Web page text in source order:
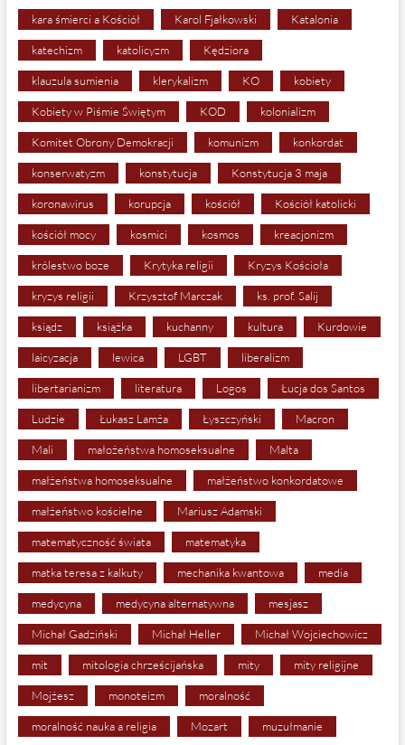
kara śmierci a Kościół Karol Fjałkowski Katalonia
katechizm katolicyzm Kędziora
klauzula sumienia klerykalizm KO kobiety
Kobiety w Piśmie Świętym KOD kolonializm
Komitet Obrony Demokracji komunizm konkordat
konserwatyzm konstytucja Konstytucja 3 maja
koronawirus korupcja kościół Kościół katolicki
kościół mocy kosmici kosmos kreacjonizm
królestwo boze Krytyka religii Kryzys Kościoła
kryzys religii Krzysztof Marczak ks. prof. Salij
ksiądz książka kuchanny kultura Kurdowie
laicyzacja lewica LGBT liberalizm
libertarianizm literatura Logos Łucja dos Santos
Ludzie Łukasz Lamża Łyszczyński Macron
Mali małożeństwa homoseksualne Malta
małżeństwa homoseksualne małżeństwo konkordatowe
małżeństwo kościelne Mariusz Adamski
matematyczność świata matematyka
matka teresa z kalkuty mechanika kwantowa media
medycyna medycyna alternatywna mesjasz
Michał Gadziński Michał Heller Michał Wojciechowicz
mit mitologia chrześcijańska mity mity religijne
Mojżesz monoteizm moralność
moralność nauka a religia Mozart muzułmanie